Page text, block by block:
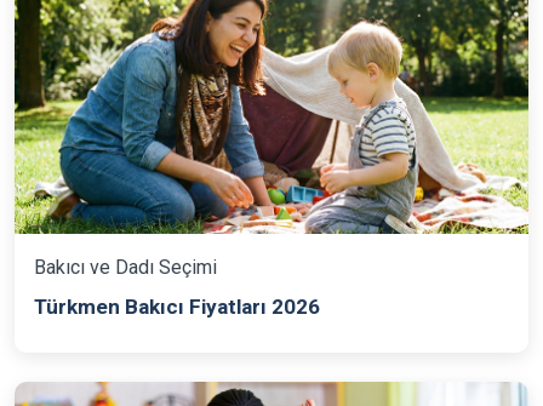
Bakıcı ve Dadı Seçimi
Türkmen Bakıcı Fiyatları 2026